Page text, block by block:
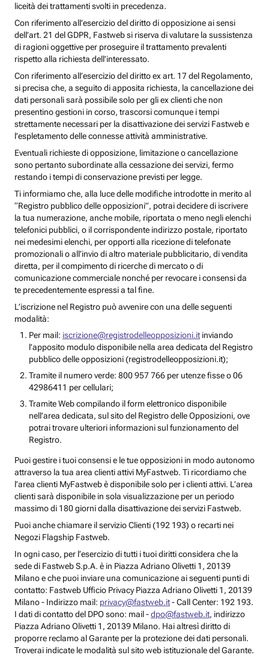
liceità dei trattamenti svolti in precedenza.
Con riferimento all’esercizio del diritto di opposizione ai sensi
dell’art. 21 del GDPR, Fastweb si riserva di valutare la sussistenza
di ragioni oggettive per proseguire il trattamento prevalenti
rispetto alla richiesta dell’interessato.
Con riferimento all’esercizio del diritto ex art. 17 del Regolamento,
si precisa che, a seguito di apposita richiesta, la cancellazione dei
dati personali sarà possibile solo per gli ex clienti che non
presentino gestioni in corso, trascorsi comunque i tempi
strettamente necessari per la disattivazione dei servizi Fastweb e
l’espletamento delle connesse attività amministrative.
Eventuali richieste di opposizione, limitazione o cancellazione
sono pertanto subordinate alla cessazione dei servizi, fermo
restando i tempi di conservazione previsti per legge.
Ti informiamo che, alla luce delle modifiche introdotte in merito al
“Registro pubblico delle opposizioni”, potrai decidere di iscrivere
la tua numerazione, anche mobile, riportata o meno negli elenchi
telefonici pubblici, o il corrispondente indirizzo postale, riportato
nei medesimi elenchi, per opporti alla ricezione di telefonate
promozionali o all’invio di altro materiale pubblicitario, di vendita
diretta, per il compimento di ricerche di mercato o di
comunicazione commerciale nonché per revocare i consensi da
te precedentemente espressi a tal fine.
L’iscrizione nel Registro può avvenire con una delle seguenti
modalità:
Per mail: iscrizione@registrodelleopposizioni.it inviando
l’apposito modulo disponibile nella area dedicata del Registro
pubblico delle opposizioni (registrodelleopposizioni.it);
Tramite il numero verde: 800 957 766 per utenze fisse o 06
42986411 per cellulari;
Tramite Web compilando il form elettronico disponibile
nell’area dedicata, sul sito del Registro delle Opposizioni, ove
potrai trovare ulteriori informazioni sul funzionamento del
Registro.
Puoi gestire i tuoi consensi e le tue opposizioni in modo autonomo
attraverso la tua area clienti attivi MyFastweb. Ti ricordiamo che
l’area clienti MyFastweb è disponibile solo per i clienti attivi. L’area
clienti sarà disponibile in sola visualizzazione per un periodo
massimo di 180 giorni dalla disattivazione dei servizi Fastweb.
Puoi anche chiamare il servizio Clienti (192 193) o recarti nei
Negozi Flagship Fastweb.
In ogni caso, per l’esercizio di tutti i tuoi diritti considera che la
sede di Fastweb S.p.A. è in Piazza Adriano Olivetti 1, 20139
Milano e che puoi inviare una comunicazione ai seguenti punti di
contatto: Fastweb Ufficio Privacy Piazza Adriano Olivetti 1, 20139
Milano - Indirizzo mail: privacy@fastweb.it- Call Center: 192 193.
I dati di contatto del DPO sono: mail -dpo@fastweb.it, indirizzo
Piazza Adriano Olivetti 1, 20139 Milano. Hai altresì diritto di
proporre reclamo al Garante per la protezione dei dati personali.
Troverai indicate le modalità sul sito web istituzionale del Garante.